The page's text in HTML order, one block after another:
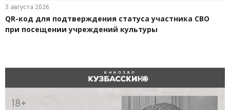
3 августа 2026
QR-код для подтверждения статуса участника СВО
при посещении учреждений культуры